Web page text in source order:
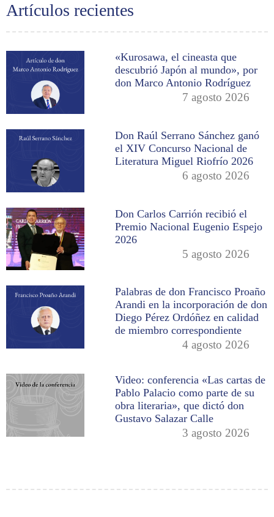
Artículos recientes
«Kurosawa, el cineasta que
descubrió Japón al mundo», por
don Marco Antonio Rodríguez
7 agosto 2026
Don Raúl Serrano Sánchez ganó
el XIV Concurso Nacional de
Literatura Miguel Riofrío 2026
6 agosto 2026
Don Carlos Carrión recibió el
Premio Nacional Eugenio Espejo
2026
5 agosto 2026
Palabras de don Francisco Proaño
Arandi en la incorporación de don
Diego Pérez Ordóñez en calidad
de miembro correspondiente
4 agosto 2026
Video: conferencia «Las cartas de
Pablo Palacio como parte de su
obra literaria», que dictó don
Gustavo Salazar Calle
3 agosto 2026